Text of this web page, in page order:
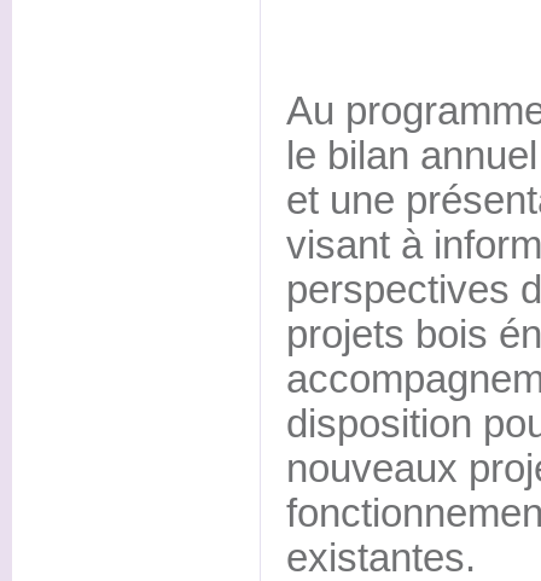
Au
le bilan
et une
visant à
perspectives
projets bois
disposition
nouveaux
existantes.